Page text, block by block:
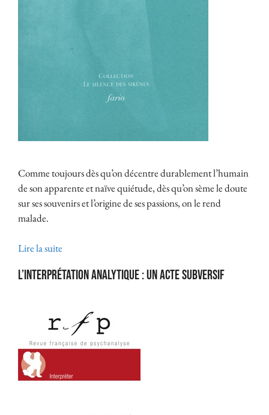
Comme toujours dès qu’on décentre durablement l’humain
de son apparente et naïve quiétude, dès qu’on sème le doute
sur ses souvenirs et l’origine de ses passions, on le rend
malade.
Lire la suite
L’interprétation analytique : un acte subversif